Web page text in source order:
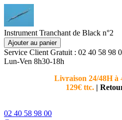
Instrument Tranchant de Black n°2
Ajouter au panier
Service Client Gratuit : 02 40 58 98
Lun-Ven 8h30-18h
Livraison 24/48H à
129€ ttc. |
02 40 58 98 00